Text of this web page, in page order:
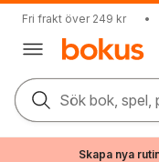
Fri frakt över 249 kr •
Sök bok, spel,
Skapa nya